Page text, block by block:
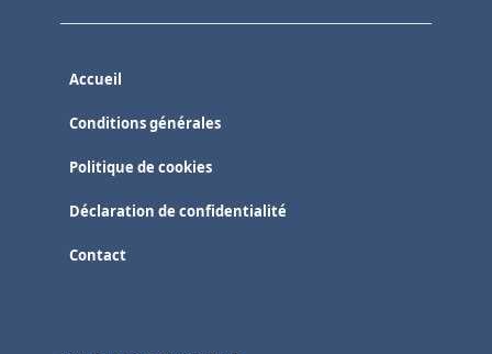
Accueil
Conditions générales
Politique de cookies
Déclaration de confidentialité
Contact